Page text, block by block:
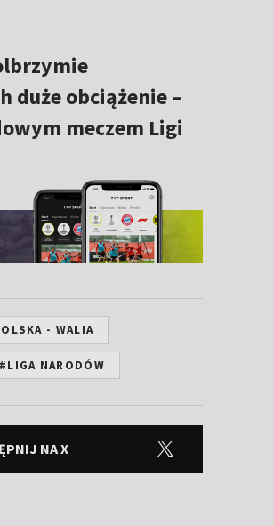
duże obciążenie –
meczem Ligi
- WALIA
#LIGA NARODÓW
NA X